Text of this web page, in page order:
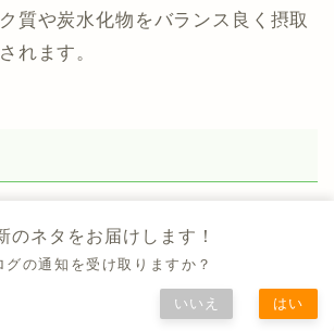
質や炭水化物をバランス良く摂取
れます。
うん、文章が長すぎて何となくわか
のネタをお届けします！
グの通知を受け取りますか？
いいえ はい